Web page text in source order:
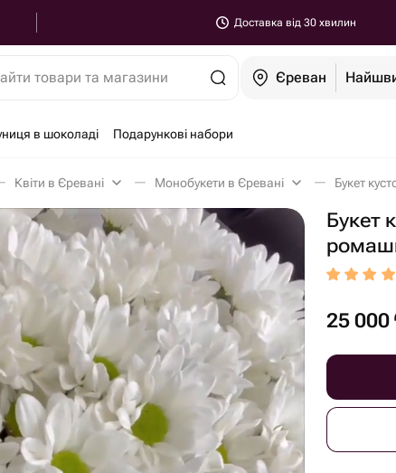
Доставка від 30 хвилин
товари та магазини Єреван
в шоколаді Подарункові набори
Квіти в Єревані Монобукети в Єревані Букет
Букет
25 000